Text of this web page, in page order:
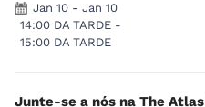
Jan 10 - Jan 10
14:00 DA TARDE -
15:00 DA TARDE
Junte-se a nós na The